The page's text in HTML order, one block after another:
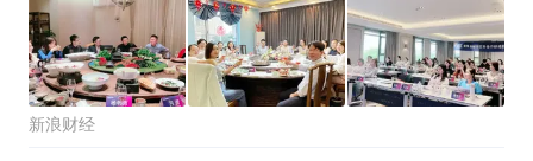
新浪财经